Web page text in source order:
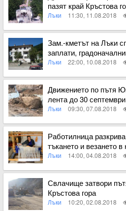
пазят край Кръстова
Лъки 11:30, 11.08.2018
Вижте пълното съдържание
Зам.-кметът на Лъки
заплати,
Лъки 22:00, 10.08.2018
Вижте пълното съдържание
Движението по пътя
лента до 30 септември
Лъки 09:30, 07.08.2018
Вижте пълното съдържание
Работилница
тъкането и везането
на Балканския
Лъки 14:00, 04.08.2018
Вижте пълното съдържание
Свлачище затвори
Кръстова гора
Лъки 10:20, 02.08.2018